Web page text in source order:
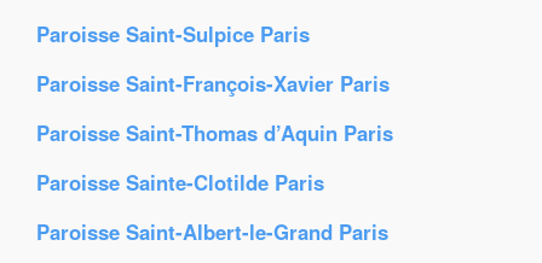
Paroisse Saint-Sulpice Paris
Paroisse Saint-François-Xavier Paris
Paroisse Saint-Thomas d’Aquin Paris
Paroisse Sainte-Clotilde Paris
Paroisse Saint-Albert-le-Grand Paris